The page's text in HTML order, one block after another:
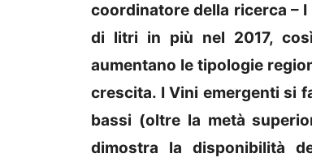
coordinatore della ricerca –
di litri in più nel 2017,
aumentano le tipologie
crescita. I Vini emergenti si
bassi (oltre la metà
dimostra la disponibilità